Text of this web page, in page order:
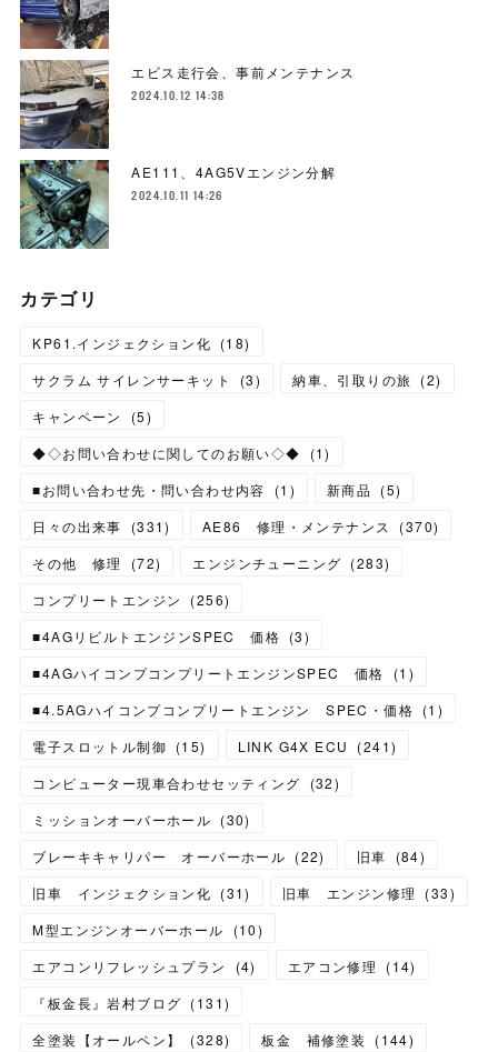
エビス走行会、事前メンテナンス
2024.10.12 14:38
AE111、4AG5Vエンジン分解
2024.10.11 14:26
カテゴリ
KP61.インジェクション化 (18)
サクラム サイレンサーキット
(3) 納車、引取りの旅 (2)
キャンペーン
(5)
◆◇お問い合わせに関してのお願い◇◆
(1)
■お問い合わせ先・問い合わせ内容
(1 ) 新商品 (5)
日々の出来事
(331) AE86 修理・メンテナンス (370)
その他 修理
(72) エンジンチューニング (283)
コンプリートエンジン
(256)
■4AGリビルトエンジンSPEC 価格 (3)
■4AGハイコンプコンプリートエンジンSPEC 価格
(1 )
■4.5AGハイコンプコンプリートエンジン SPEC・価格 (1 )
電子スロットル制御 (15) LINK G4X ECU (241)
コンピューター現車合わせセッティング
(32)
ミッションオーバーホール (30)
ブレーキキャリパー オーバーホール (22) 旧車 (84)
旧車 インジェクション化 (31) 旧車 エンジン修理 (33)
M型エンジンオーバーホール
(10)
エアコンリフレッシュプラン
(4) エアコン修理 (14)
『板金長』岩村ブログ (131)
全塗装【オールペン】
(328) 板金 補修塗装 (144)